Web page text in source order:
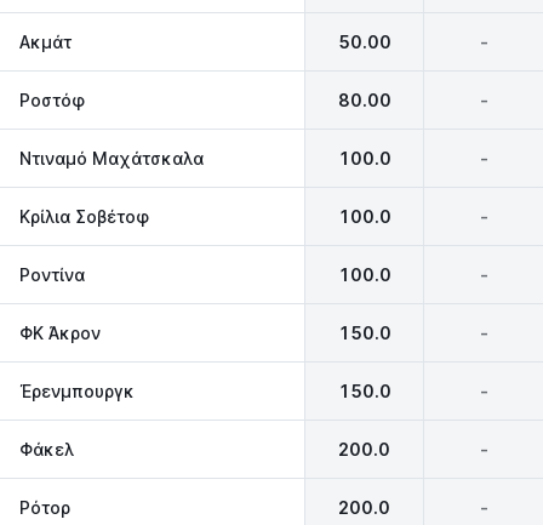
Ακμάτ 50.00 -
Ροστόφ 80.00 -
Ντιναμό Μαχάτσκαλα 100.0 -
Κρίλια Σοβέτοφ 100.0 -
Ροντίνα 100.0 -
ΦΚ Άκρον 150.0 -
Έρενμπουργκ 150.0 -
Φάκελ 200.0 -
Ρότορ 200.0 -